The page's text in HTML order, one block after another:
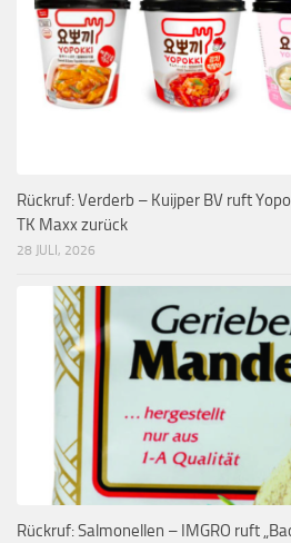
Rückruf: Verderb – Kuijper BV ruft
TK Maxx zurück
28 JULI, 2026
Rückruf: Salmonellen – IMGRO ruft